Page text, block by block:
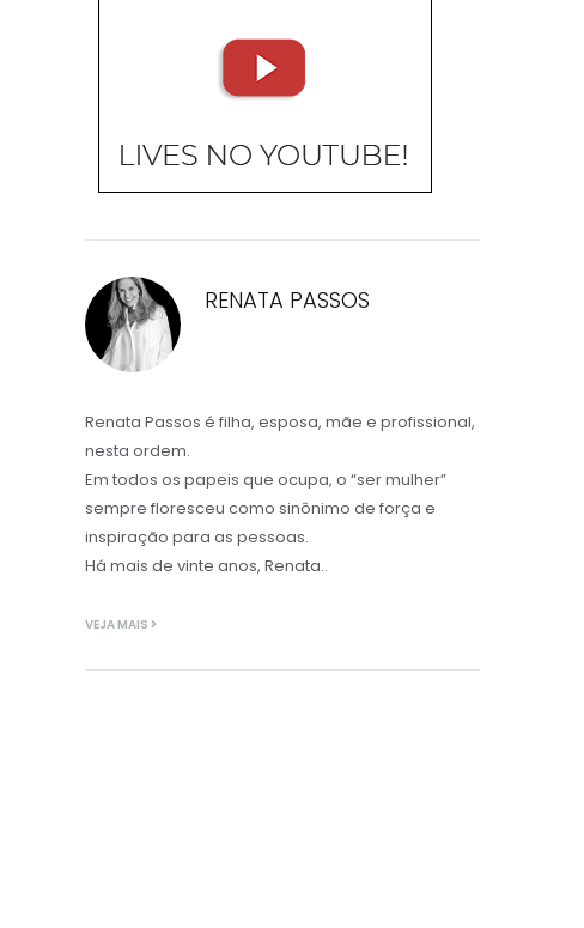
RENATA PASSOS
Renata Passos é filha, esposa, mãe e profissional,
nesta ordem.
Em todos os papeis que ocupa, o “ser mulher”
sempre floresceu como sinônimo de força e
inspiração para as pessoas.
Há mais de vinte anos, Renata..
VEJA MAIS